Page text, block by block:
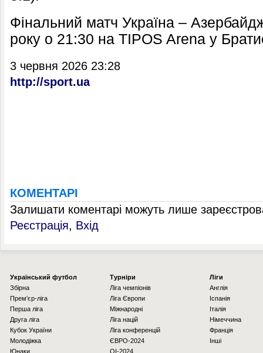
Фінальний матч Україна –
року о 21:30 на TIPOS Arena у
3 червня 2026 23:28
http://sport.ua
КОМЕНТАРІ
Залишати коментарі можуть лише
Реєстрація, Вхід
Українcький футбол
Збірна
Прем'єр-ліга
Перша ліга
Друга ліга
Кубок України
Молодіжка
Юнаки
Турніри
Ліга чемпіонів
Ліга Європи
Міжнародні
Ліга націй
Ліга конференцій
ЄВРО-2024
OI-2024
Ліги
Англія
Іспанія
Італія
Німеччина
Франція
Інші